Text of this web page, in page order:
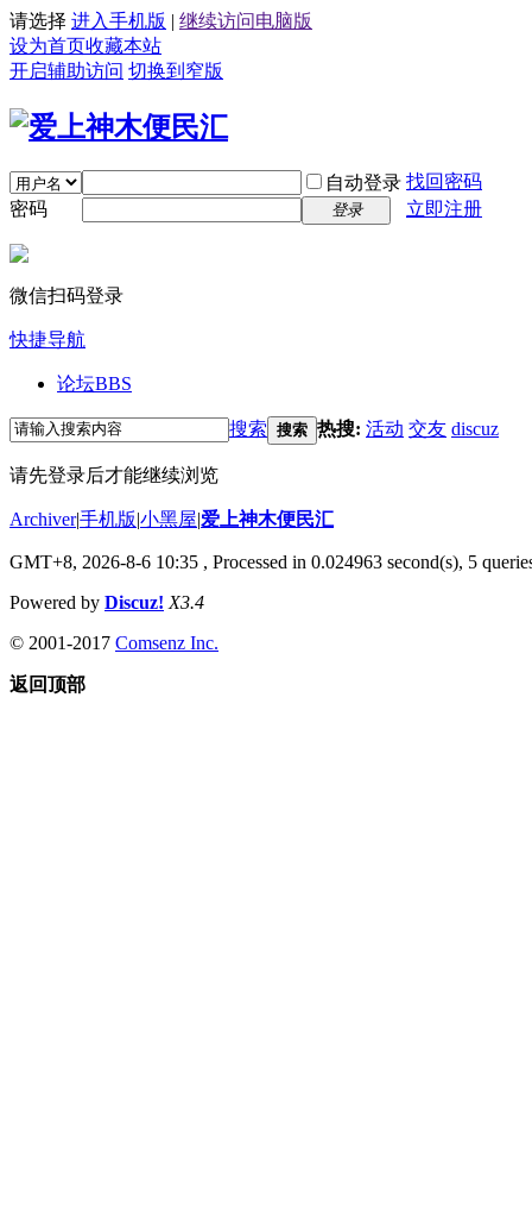
请选择 进入手机版 | 继续访问电脑版
设为首页收藏本站
开启辅助访问 切换到窄版
自动登录 找回密码
密码
登录 立即注册
微信扫码登录
快捷导航
论坛BBS
搜索 搜索 热搜: 活动 交友 discuz
请先登录后才能继续浏览
Archiver|手机版|小黑屋|爱上神木便民汇
GMT+8, 2026-8-6 10:35 , Processed in 0.024963 second(s), 5
Powered by Discuz! X3.4
© 2001-2017 Comsenz Inc.
返回顶部